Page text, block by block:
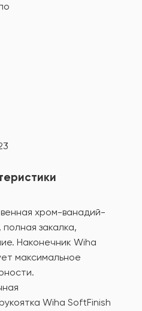
хром-ванадий-
закалка,
Наконечник Wiha
максимальное
Wiha SoftFinish